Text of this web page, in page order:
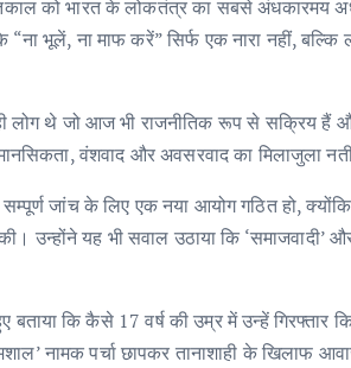
को भारत के लोकतंत्र का सबसे अंधकारमय
“ना भूलें, ना माफ करें” सिर्फ एक नारा नहीं,
लोग थे जो आज भी राजनीतिक रूप से सक्रिय हैं
वंशवाद और अवसरवाद का मिलाजुला
जांच के लिए एक नया आयोग गठित हो,
उन्होंने यह भी सवाल उठाया कि ‘समाजवादी’
कि कैसे 17 वर्ष की उम्र में उन्हें गिरफ्तार
नामक पर्चा छापकर तानाशाही के खिलाफ